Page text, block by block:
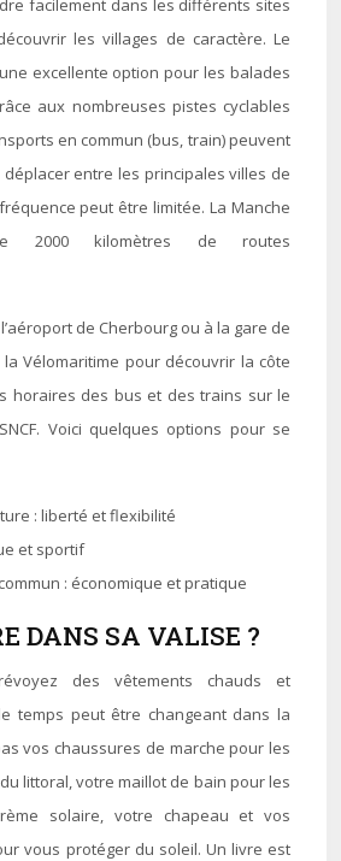
facilement dans les différents sites
les villages de caractère. Le
excellente option pour les balades
aux nombreuses pistes cyclables
en commun (bus, train) peuvent
entre les principales villes de
peut être limitée. La Manche
2000 kilomètres de routes
de Cherbourg ou à la gare de
la Vélomaritime pour découvrir la côte
horaires des bus et des trains sur le
Voici quelques options pour se
: liberté et flexibilité
et sportif
: économique et pratique
DANS SA VALISE ?
des vêtements chauds et
temps peut être changeant dans la
vos chaussures de marche pour les
littoral, votre maillot de bain pour les
solaire, votre chapeau et vos
vous protéger du soleil. Un livre est